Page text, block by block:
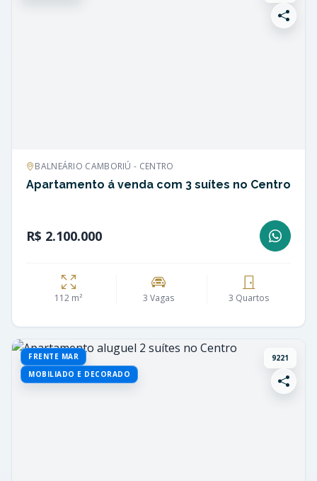
BALNEÁRIO CAMBORIÚ - CENTRO
Apartamento á venda com 3 suítes no Centro
R$ 2.100.000
112 m² 3 Vagas 3 Quartos
FRENTE MAR
MOBILIADO E DECORADO
9221